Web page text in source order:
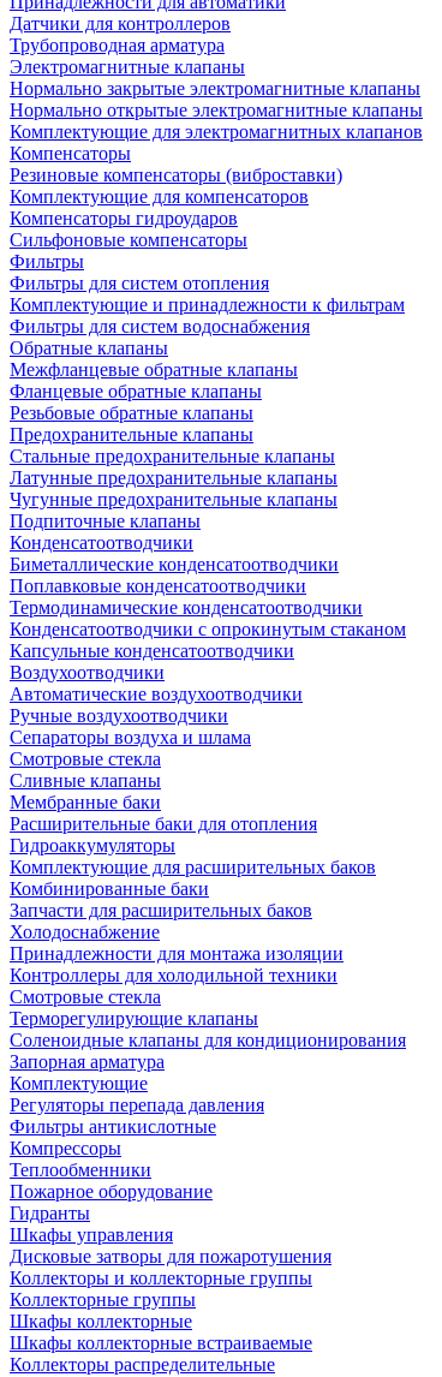
Датчики для контроллеров
Трубопроводная арматура
Электромагнитные клапаны
Нормально закрытые электромагнитные клапаны
Нормально открытые электромагнитные клапаны
Комплектующие для электромагнитных клапанов
Компенсаторы
Резиновые компенсаторы (виброставки)
Комплектующие для компенсаторов
Компенсаторы гидроударов
Сильфоновые компенсаторы
Фильтры
Фильтры для систем отопления
Комплектующие и принадлежности к фильтрам
Фильтры для систем водоснабжения
Обратные клапаны
Межфланцевые обратные клапаны
Фланцевые обратные клапаны
Резьбовые обратные клапаны
Предохранительные клапаны
Стальные предохранительные клапаны
Латунные предохранительные клапаны
Чугунные предохранительные клапаны
Подпиточные клапаны
Конденсатоотводчики
Биметаллические конденсатоотводчики
Поплавковые конденсатоотводчики
Термодинамические конденсатоотводчики
Конденсатоотводчики с опрокинутым стаканом
Капсульные конденсатоотводчики
Воздухоотводчики
Автоматические воздухоотводчики
Ручные воздухоотводчики
Сепараторы воздуха и шлама
Смотровые стекла
Сливные клапаны
Мембранные баки
Расширительные баки для отопления
Гидроаккумуляторы
Комплектующие для расширительных баков
Комбинированные баки
Запчасти для расширительных баков
Холодоснабжение
Принадлежности для монтажа изоляции
Контроллеры для холодильной техники
Смотровые стекла
Терморегулирующие клапаны
Соленоидные клапаны для кондиционирования
Запорная арматура
Комплектующие
Регуляторы перепада давления
Фильтры антикислотные
Компрессоры
Теплообменники
Пожарное оборудование
Гидранты
Шкафы управления
Дисковые затворы для пожаротушения
Коллекторы и коллекторные группы
Коллекторные группы
Шкафы коллекторные
Шкафы коллекторные встраиваемые
Коллекторы распределительные